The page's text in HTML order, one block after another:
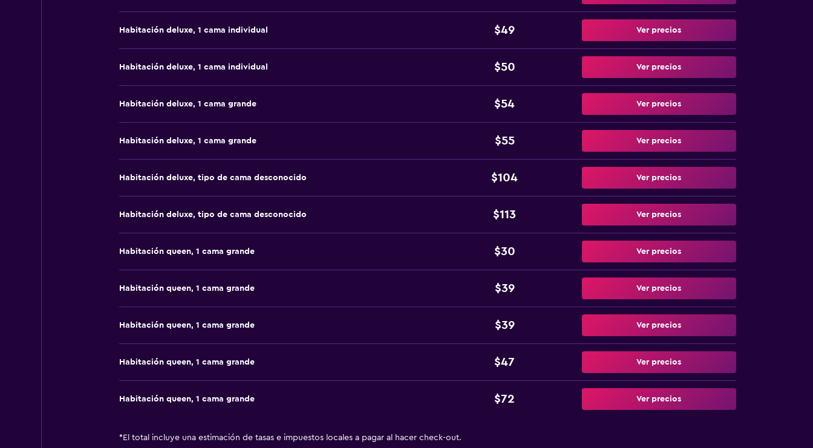
Habitación deluxe, 1 cama individual $49 Ver precios
Habitación deluxe, 1 cama individual $50 Ver precios
Habitación deluxe, 1 cama grande $54 Ver precios
Habitación deluxe, 1 cama grande $55 Ver precios
Habitación deluxe, tipo de cama desconocido $104 Ver precios
Habitación deluxe, tipo de cama desconocido $113 Ver precios
Habitación queen, 1 cama grande $30 Ver precios
Habitación queen, 1 cama grande $39 Ver precios
Habitación queen, 1 cama grande $39 Ver precios
Habitación queen, 1 cama grande $47 Ver precios
Habitación queen, 1 cama grande $72 Ver precios
* El total incluye una estimación de tasas e impuestos locales a pagar al hacer check-out.